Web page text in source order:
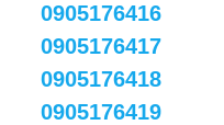
0905176416
0905176417
0905176418
0905176419